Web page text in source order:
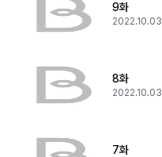
9화
2022.10.03
8화
2022.10.03
7화